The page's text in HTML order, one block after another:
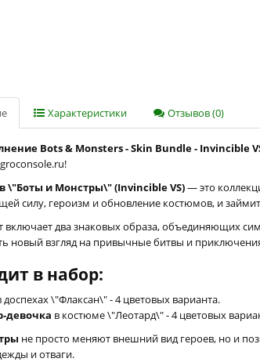
Характеристики Отзывов (0)
Bots & Monsters - Skin Bundle - Invincible
\"Боты и Монстры\" (Invincible VS)— это
силу, героизм и обновление костюмов, и
включает два знаковых образа, объединяющих
новый взгляд на привычные битвы и
в набор:
доспехах \"Флаксан\" - 4 цветовых варианта.
девочка в костюме \"Леотард\" - 4 цветовых
не просто меняют внешний вид героев, но и
и отваги.